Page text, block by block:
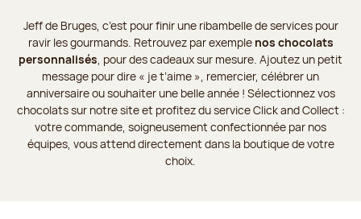
Jeff de Bruges, c’est pour finir une ribambelle de services pour
ravir les gourmands. Retrouvez par exemple nos chocolats
personnalisés , pour des cadeaux sur mesure. Ajoutez un petit
message pour dire « je t’aime », remercier, célébrer un
anniversaire ou souhaiter une belle année ! Sélectionnez vos
chocolats sur notre site et profitez du service Click and Collect :
votre commande, soigneusement confectionnée par nos
équipes, vous attend directement dans la boutique de votre
choix.